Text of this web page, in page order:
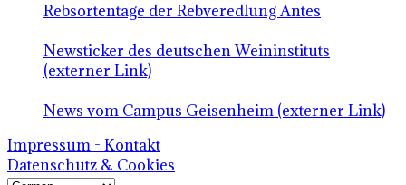
Rebsortentage der Rebveredlung Antes
Newsticker des deutschen Weininstituts
(externer Link)
News vom Campus Geisenheim (externer Link)
Impressum - Kontakt
Datenschutz & Cookies